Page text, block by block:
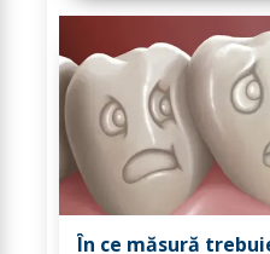
În ce măsură